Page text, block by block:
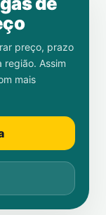
preço, prazo
Assim
mais